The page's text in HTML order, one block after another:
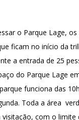
o Parque Lage, os
ficam no início da
a entrada de 25
do Parque Lage
funciona das
Toda a área
visitação, com o limite